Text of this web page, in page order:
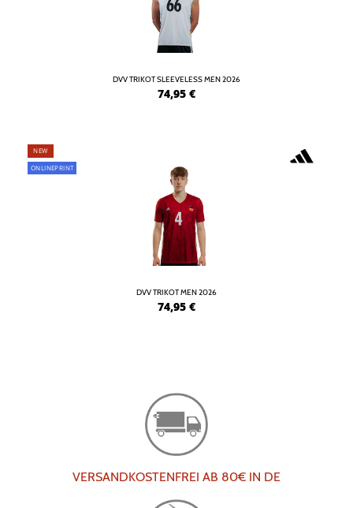
DVV TRIKOT SLEEVELESS MEN 2026
74,95 €
NEW
ONLINEPRINT
DVV TRIKOT MEN 2026
74,95 €
VERSANDKOSTENFREI AB 80€ IN DE